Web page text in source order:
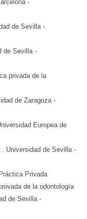
-
de Sevilla -
de Sevilla -
privada de la
de Zaragoza -
Europea de
. Universidad de Sevilla -
Privada
de la odontología
de Sevilla -